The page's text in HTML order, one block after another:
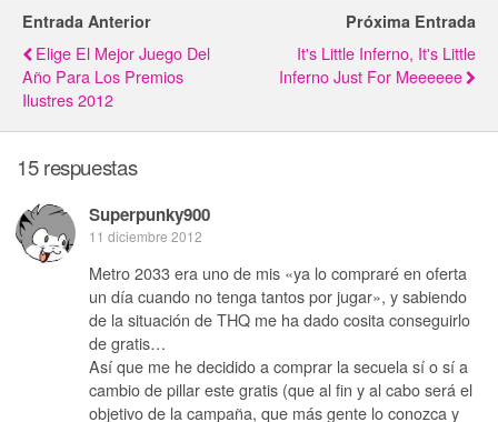
Entrada Anterior
Elige El Mejor Juego Del
Año Para Los Premios
Ilustres 2012
Próxima Entrada
It's Little Inferno, It's Little
Inferno Just For Meeeeee
15 respuestas
Superpunky900
11 diciembre 2012
Metro 2033 era uno de mis «ya lo compraré en oferta
un día cuando no tenga tantos por jugar», y sabiendo
de la situación de THQ me ha dado cosita conseguirlo
de gratis…
Así que me he decidido a comprar la secuela sí o sí a
cambio de pillar este gratis (que al fin y al cabo será el
objetivo de la campaña, que más gente lo conozca y